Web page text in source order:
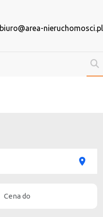
biuro@area-nieruchomosci.pl